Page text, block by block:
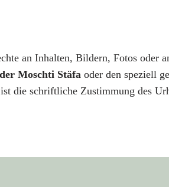
an Inhalten, Bildern, Fotos oder
der Moschti Stäfaoder den speziell
die schriftliche Zustimmung des